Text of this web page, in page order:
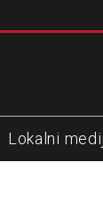
Lokalni